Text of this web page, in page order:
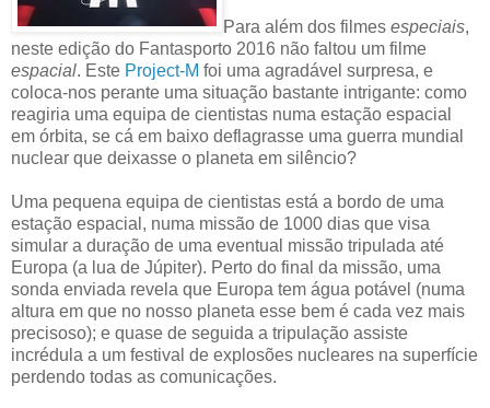
Para além dos filmes especiais,
neste edição do Fantasporto 2016 não faltou um filme
espacial. Este Project-M foi uma agradável surpresa, e
coloca-nos perante uma situação bastante intrigante: como
reagiria uma equipa de cientistas numa estação espacial
em órbita, se cá em baixo deflagrasse uma guerra mundial
nuclear que deixasse o planeta em silêncio?
Uma pequena equipa de cientistas está a bordo de uma
estação espacial, numa missão de 1000 dias que visa
simular a duração de uma eventual missão tripulada até
Europa (a lua de Júpiter). Perto do final da missão, uma
sonda enviada revela que Europa tem água potável (numa
altura em que no nosso planeta esse bem é cada vez mais
precisoso); e quase de seguida a tripulação assiste
incrédula a um festival de explosões nucleares na superfície
perdendo todas as comunicações.